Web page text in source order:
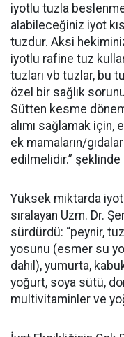
iyotlu tuzla
alabileceğiniz iyot
tuzdur. Aksi
iyotlu rafine tuz
tuzları vb tuzlar, bu
özel bir sağlık
Sütten kesme
alımı sağlamak için,
ek mamaların/
edilmelidir.”
Yüksek miktarda
sıralayan Uzm. Dr.
sürdürdü: “peynir,
yosunu (esmer su
dahil), yumurta,
yoğurt, soya sütü,
multivitaminler ve